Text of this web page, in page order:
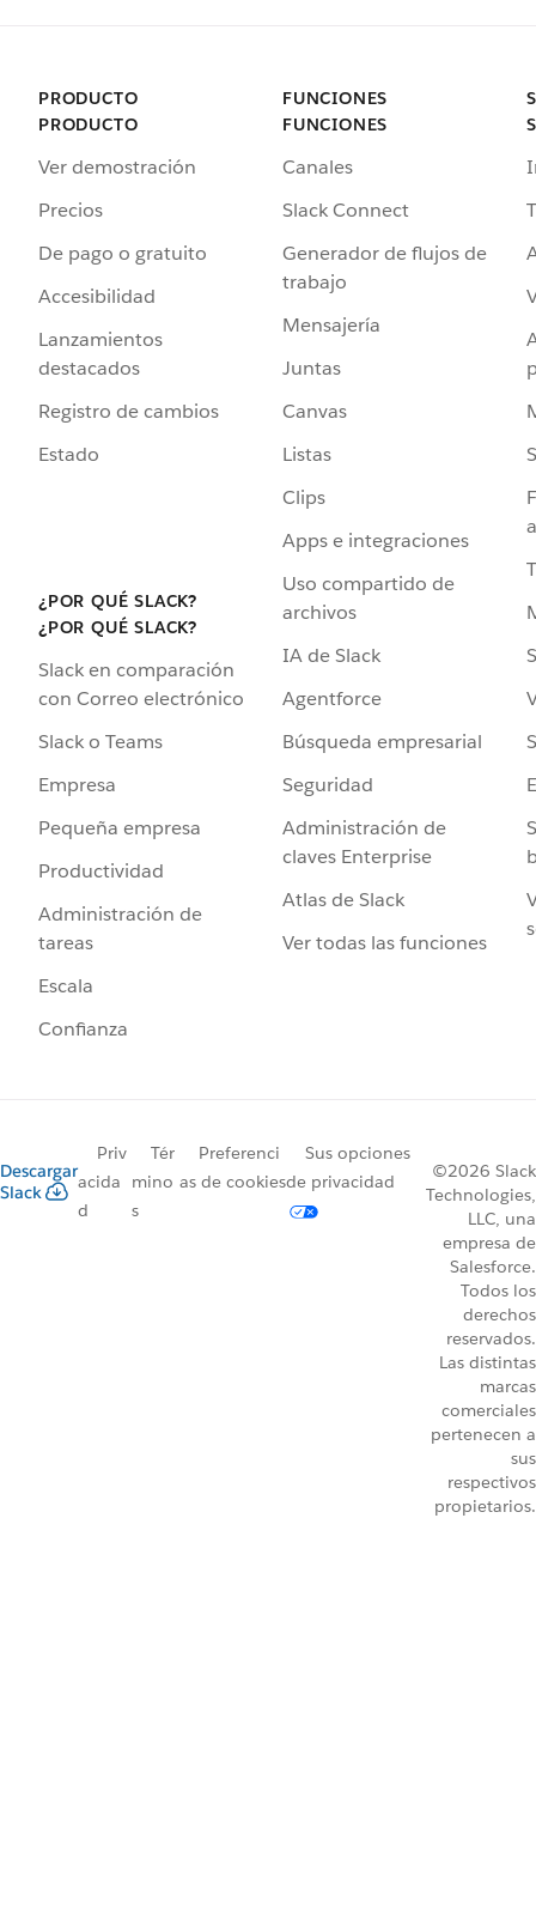
PRODUCTO
PRODUCTO
Ver demostración
Precios
De pago o gratuito
Accesibilidad
Lanzamientos
destacados
Registro de cambios
Estado
¿POR QUÉ SLACK?
¿POR QUÉ SLACK?
Slack en comparación
con Correo electrónico
Slack o Teams
Empresa
Pequeña empresa
Productividad
Administración de
tareas
Escala
Confianza
FUNCIONES
FUNCIONES
Canales
Slack Connect
Generador de flujos de
trabajo
Mensajería
Juntas
Canvas
Listas
Clips
Apps e integraciones
Uso compartido de
archivos
IA de Slack
Agentforce
Búsqueda empresarial
Seguridad
Administración de
claves Enterprise
Atlas de Slack
Ver todas las funciones
Descargar
Slack
Priv
acida
d
Tér
mino
s
Preferenci
as de cookies
Sus opciones
de privacidad
©2026 Slack
Technologies,
LLC, una
empresa de
Salesforce.
Todos los
derechos
reservados.
Las distintas
marcas
comerciales
pertenecen a
sus
respectivos
propietarios.